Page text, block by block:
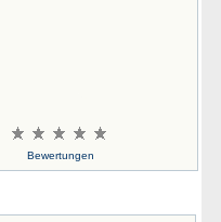
Bewertungen